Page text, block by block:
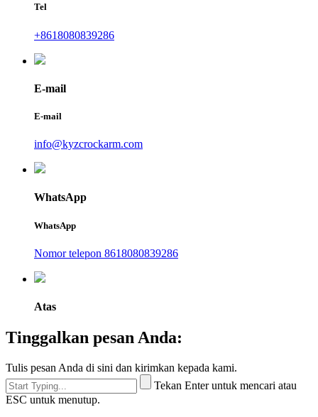
Tel
+8618080839286
E-mail
E-mail
info@kyzcrockarm.com
WhatsApp
WhatsApp
Nomor telepon 8618080839286
Atas
Tinggalkan pesan Anda:
Tulis pesan Anda di sini dan kirimkan kepada kami.
Tekan Enter untuk mencari atau
ESC untuk menutup.